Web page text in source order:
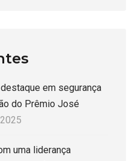
em segurança
do Prêmio José
uma liderança